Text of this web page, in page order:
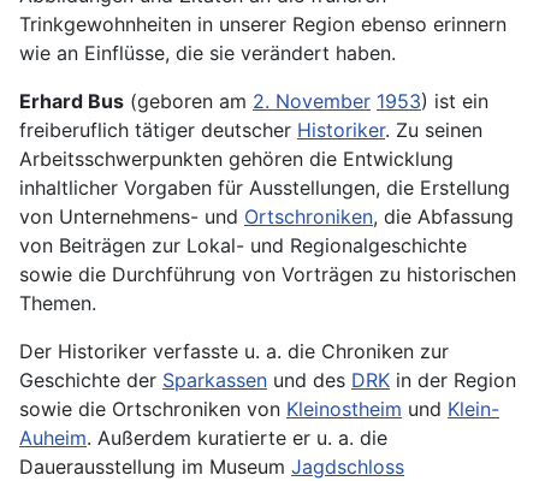
Trinkgewohnheiten in unserer Region ebenso erinnern
wie an Einflüsse, die sie verändert haben.
Erhard Bus (geboren am 2. November 1953) ist ein
freiberuflich tätiger deutscher Historiker. Zu seinen
Arbeitsschwerpunkten gehören die Entwicklung
inhaltlicher Vorgaben für Ausstellungen, die Erstellung
von Unternehmens- und Ortschroniken, die Abfassung
von Beiträgen zur Lokal- und Regionalgeschichte
sowie die Durchführung von Vorträgen zu historischen
Themen.
Der Historiker verfasste u. a. die Chroniken zur
Geschichte der Sparkassen und des DRK in der Region
sowie die Ortschroniken von Kleinostheim und Klein-
Auheim. Außerdem kuratierte er u. a. die
Dauerausstellung im Museum Jagdschloss